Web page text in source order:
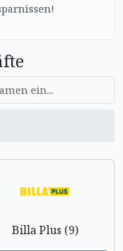
Billa Plus (9)